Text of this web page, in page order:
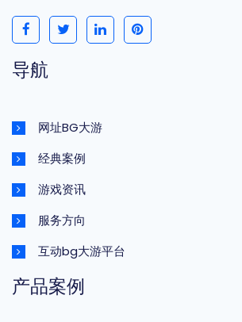
导航
网址BG大游
经典案例
游戏资讯
服务方向
互动bg大游平台
产品案例